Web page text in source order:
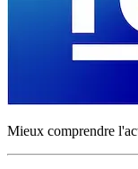
Mieux comprendre